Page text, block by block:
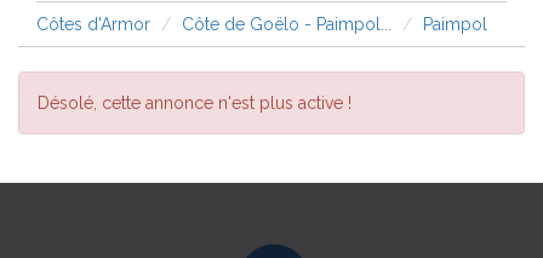
Côtes d'Armor Côte de Goëlo - Paimpol... Paimpol
Désolé, cette annonce n'est plus active !